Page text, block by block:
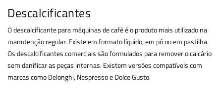
Descalcificantes
O descalcificante para máquinas de café é o produto mais utilizado na
manutenção regular. Existe em formato líquido, em pó ou em pastilha.
Os descalcificantes comerciais são formulados para remover o calcário
sem danificar as peças internas. Existem versões compatíveis com
marcas como Delonghi, Nespresso e Dolce Gusto.